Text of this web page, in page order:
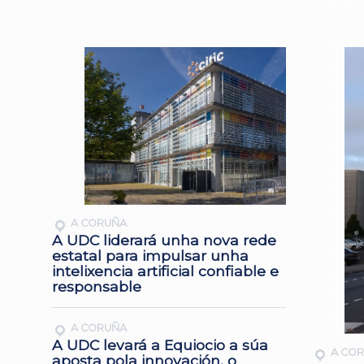
A CORUÑA
A UDC liderará unha nova rede
estatal para impulsar unha
intelixencia artificial confiable e
responsable
A CORUÑA
A UDC levará a Equiocio a súa
aposta pola innovación, o
A